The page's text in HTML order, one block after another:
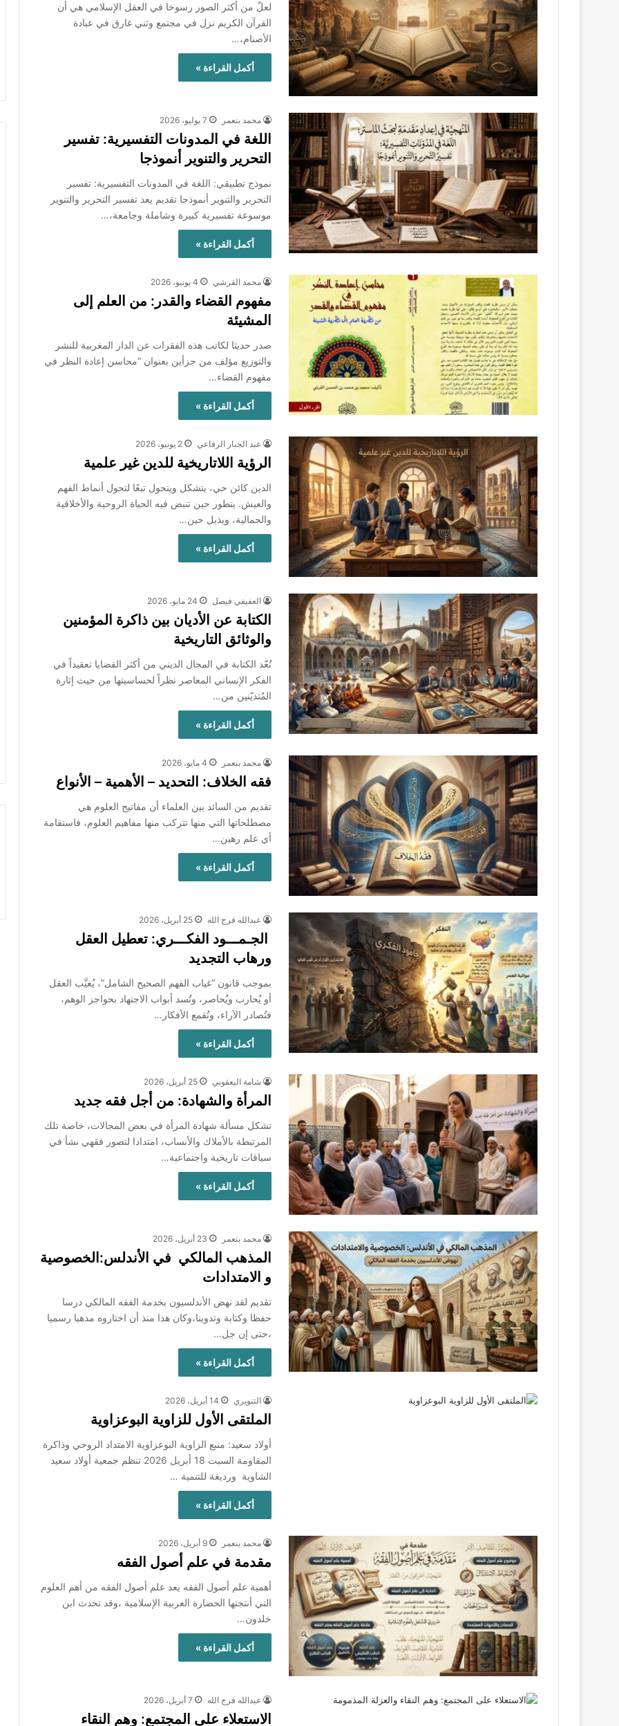
لعلّ من أكثر الصور رسوخا في العقل الإسلامي هي أن
القرآن الكريم نزل في مجتمع وثني غارق في عبادة
الأصنام،…
أكمل القراءة »
محمد بنعمر 7 يوليو، 2026
اللغة في المدونات التفسيرية: تفسير
التحرير والتنوير أنموذجا
نموذج تطبيقي: اللغة في المدونات التفسيرية: تفسير
التحرير والتنوير أنموذجا تقديم يعد تفسير التحرير والتنوير
موسوعة تفسيرية كبيرة وشاملة وجامعة،…
أكمل القراءة »
محمد القرشي 4 يونيو، 2026
مفهوم القضاء والقدر: من العلم إلى
المشيئة
صدر حديثا لكاتب هذه الفقرات عن الدار المغربية للنشر
والتوزيع مؤلف من جزأين بعنوان “محاسن إعادة النظر في
مفهوم القضاء…
أكمل القراءة »
عبد الجبار الرفاعي 2 يونيو، 2026
الرؤية اللاتاريخية للدين غير علمية
الدين كائن حي، يتشكل ويتحول تبعًا لتحول أنماط الفهم
والعيش. يتطور حين تنبض فيه الحياة الروحية والأخلاقية
والجمالية، ويذبل حين…
أكمل القراءة »
العفيفي فيصل 24 مايو، 2026
الكتابة عن الأديان بين ذاكرة المؤمنين
والوثائق التاريخية
تُعّد الكتابة في المجال الديني من أكثر القضايا تعقيداً في
الفكر الإنساني المعاصر نظراً لحساسيتها من حيث إثارة
المُتديّنين من…
أكمل القراءة »
محمد بنعمر 4 مايو، 2026
فقه الخلاف: التحديد – الأهمية – الأنواع
تقديم من السائد بين العلماء أن مفاتيح العلوم هي
مصطلحاتها التي منها تتركب منها مفاهيم العلوم، فاستقامة
أي علم رهين…
أكمل القراءة »
عبدالله فرج الله 25 أبريل، 2026
الجـمـــود الفكـــري: تعطيل العقل
ورهاب التجديد
بموجب قانون “غياب الفهم الصحيح الشامل”، يُغيَّب العقل
أو يُحارب ويُحاصر، وتُسد أبواب الاجتهاد بحواجز الوهم،
فتُصادر الآراء، وتُقمع الأفكار…
أكمل القراءة »
شامة اليعقوبي 25 أبريل، 2026
المرأة والشهادة: من أجل فقه جديد
تشكل مسألة شهادة المرأة في بعض المجالات، خاصة تلك
المرتبطة بالأملاك والأنساب، امتدادا لتصور فقهي نشأ في
سياقات تاريخية واجتماعية…
أكمل القراءة »
محمد بنعمر 23 أبريل، 2026
المذهب المالكي في الأندلس:الخصوصية
و الامتدادات
تقديم لقد نهض الأندلسيون بخدمة الفقه المالكي درسا
حفظا وكتابة وتدوينا،وكان هذا منذ أن اختاروه مذهبا رسميا
،حتى إن جل…
أكمل القراءة »
التنويري 14 أبريل، 2026
الملتقى الأول للزاوية البوعزاوية
أولاد سعيد: منبع الزاوية البوعزاوية الامتداد الروحي وذاكرة
المقاومة السبت 18 أبريل 2026 تنظم جمعية أولاد سعيد
الشاوية ورديغة للتنمية …
أكمل القراءة »
محمد بنعمر 9 أبريل، 2026
مقدمة في علم أصول الفقه
أهمية علم أصول الفقه يعد علم أصول الفقه من أهم العلوم
التي أنتجتها الحضارة العربية الإسلامية ،وقد تحدث ابن
خلدون…
أكمل القراءة »
عبدالله فرج الله 7 أبريل، 2026
الاستعلاء على المجتمع: وهم النقاء